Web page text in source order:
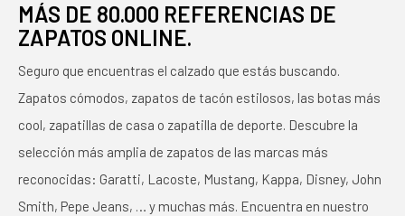
MÁS DE 80.000 REFERENCIAS DE
ZAPATOS ONLINE.
Seguro que encuentras el calzado que estás buscando.
Zapatos cómodos, zapatos de tacón estilosos, las botas más
cool, zapatillas de casa o zapatilla de deporte. Descubre la
selección más amplia de zapatos de las marcas más
reconocidas: Garatti, Lacoste, Mustang, Kappa, Disney, John
Smith, Pepe Jeans, … y muchas más. Encuentra en nuestro